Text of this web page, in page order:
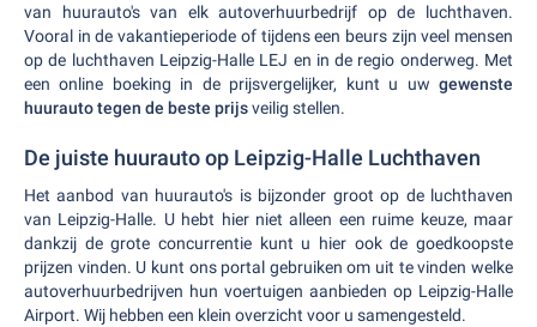
van huurauto's van elk autoverhuurbedrijf op de luchthaven.
Vooral in de vakantieperiode of tijdens een beurs zijn veel mensen
op de luchthaven Leipzig-Halle LEJ en in de regio onderweg. Met
een online boeking in de prijsvergelijker, kunt u uw gewenste
huurauto tegen de beste prijsveilig stellen.
De juiste huurauto op Leipzig-Halle Luchthaven
Het aanbod van huurauto's is bijzonder groot op de luchthaven
van Leipzig-Halle. U hebt hier niet alleen een ruime keuze, maar
dankzij de grote concurrentie kunt u hier ook de goedkoopste
prijzen vinden. U kunt ons portal gebruiken om uit te vinden welke
autoverhuurbedrijven hun voertuigen aanbieden op Leipzig-Halle
Airport. Wij hebben een klein overzicht voor u samengesteld.